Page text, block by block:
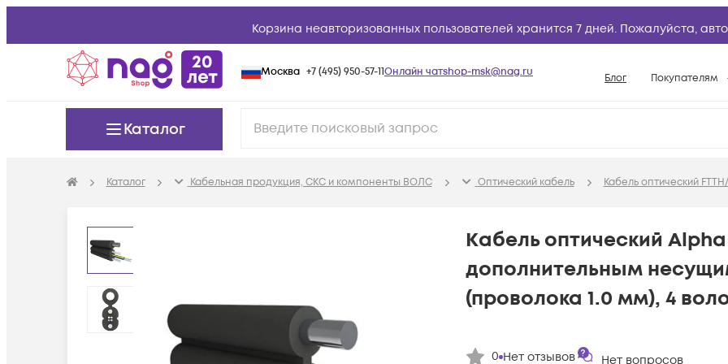
Корзина неавторизованных пользователей хранится 7 дней. Пожалуйста,
Москва +7 (495) 950-57-11Онлайн чатshop-msk@nag.ru Блог Покупателям
Условия
Возврат товара
Вопросы и
База знаний
Каталог
Каталог Кабельная продукция, СКС и компоненты ВОЛС Оптический кабель Кабель оптический
Кабель оптический
дополнительным
(проволока 1.0 мм), 4
0 Нет отзывов Нет вопросов